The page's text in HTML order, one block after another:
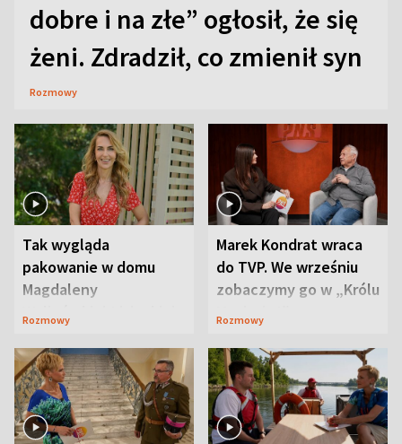
dobre i na złe” ogłosił, że się
żeni. Zdradził, co zmienił syn
Rozmowy
Tak wygląda
pakowanie w domu
Magdaleny
Waligórskiej-Lisieckiej.
Rozmowy
Marek Kondrat wraca
do TVP. We wrześniu
zobaczymy go w „Królu
Maciusiu I”
Rozmowy